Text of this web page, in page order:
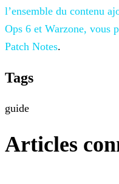
l’ensemble du contenu
Ops 6 et Warzone, vous
Patch Notes.
Tags
guide
Articles